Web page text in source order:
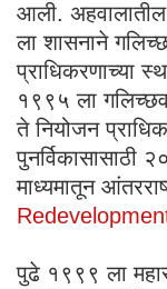
आली.
ला शासनाने
प्राधिकरणाच्या
१९९५ ला
ते नियोजन
पुनर्विकासासाठी
माध्यमातून
पुढे १९९९ ला